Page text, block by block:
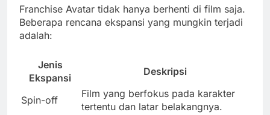
Franchise Avatar tidak hanya berhenti di film saja.
Beberapa rencana ekspansi yang mungkin terjadi
adalah:
Jenis
Ekspansi
Deskripsi
Spin-off
Film yang berfokus pada karakter
tertentu dan latar belakangnya.